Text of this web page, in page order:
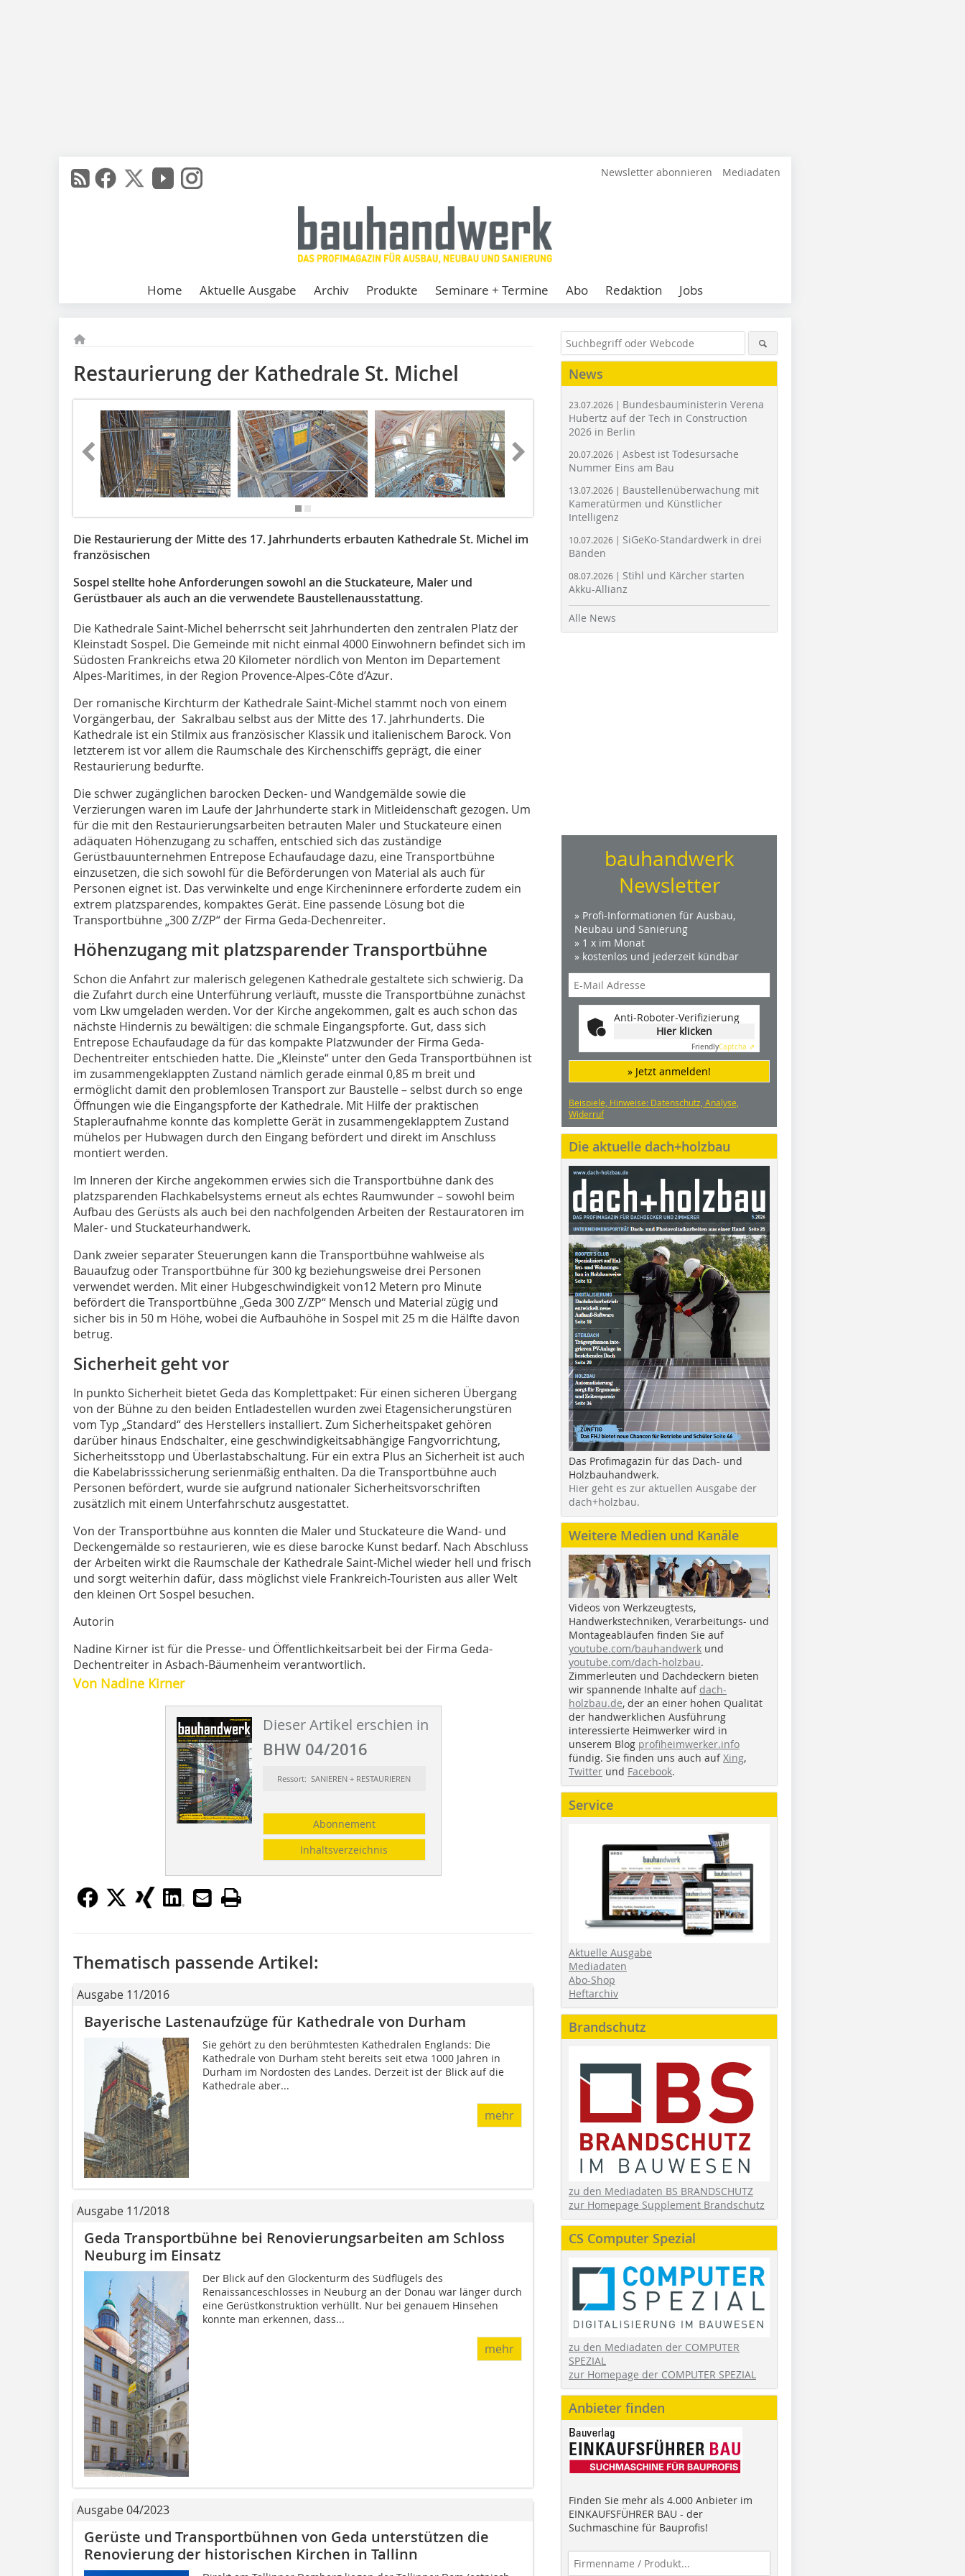
Newsletter abonnieren Mediadaten
Home Aktuelle Ausgabe Archiv Produkte Seminare + Termine Abo Redaktion Jobs
Restaurierung der Kathedrale St. Michel
Die Restaurierung der Mitte des 17. Jahrhunderts erbauten Kathedrale St. Michel im
französischen
Sospel stellte hohe Anforderungen sowohl an die Stuckateure, Maler und
Gerüstbauer als auch an die verwendete Baustellenausstattung.
Die Kathedrale Saint-Michel beherrscht seit Jahrhunderten den zentralen Platz der
Kleinstadt Sospel. Die Gemeinde mit nicht einmal 4000 Einwohnern befindet sich im
Südosten Frankreichs etwa 20 Kilometer nördlich von Menton im Departement
Alpes-Maritimes, in der Region Provence-Alpes-Côte d’Azur.
Der romanische Kirchturm der Kathedrale Saint-Michel stammt noch von einem
Vorgängerbau, der Sakralbau selbst aus der Mitte des 17. Jahrhunderts. Die
Kathedrale ist ein Stilmix aus französischer Klassik und italienischem Barock. Von
letzterem ist vor allem die Raumschale des Kirchenschiffs geprägt, die einer
Restaurierung bedurfte.
Die schwer zugänglichen barocken Decken- und Wandgemälde sowie die
Verzierungen waren im Laufe der Jahrhunderte stark in Mitleidenschaft gezogen. Um
für die mit den Restaurierungsarbeiten betrauten Maler und Stuckateure einen
adäquaten Höhenzugang zu schaffen, entschied sich das zuständige
Gerüstbauunternehmen Entrepose Echaufaudage dazu, eine Transportbühne
einzusetzen, die sich sowohl für die Beförderungen von Material als auch für
Personen eignet ist. Das verwinkelte und enge Kircheninnere erforderte zudem ein
extrem platzsparendes, kompaktes Gerät. Eine passende Lösung bot die
Transportbühne „300 Z/ZP“ der Firma Geda-Dechenreiter.
Höhenzugang mit platzsparender Transportbühne
Schon die Anfahrt zur malerisch gelegenen Kathe­drale gestaltete sich schwierig. Da
die Zufahrt durch eine Unterführung verläuft, musste die Transportbühne zunächst
vom Lkw umgeladen werden. Vor der Kirche angekommen, galt es auch schon das
nächste Hindernis zu bewältigen: die schmale Eingangspforte. Gut, dass sich
Entrepose Echaufaudage da für das kompakte Platzwunder der Firma Geda-
Dechentreiter entschieden hatte. Die „Kleinste“ unter den Geda Transportbühnen ist
im zusammengeklappten Zustand nämlich gerade einmal 0,85 m breit und
ermöglicht damit den problemlosen Transport zur Baustelle – selbst durch so enge
Öffnungen wie die Eingangs­pforte der Kathedrale. Mit Hilfe der praktischen
Stapleraufnahme konnte das komplette Gerät in zusammengeklapptem Zustand
mühelos per Hubwagen durch den Eingang befördert und direkt im Anschluss
montiert werden.
Im Inneren der Kirche angekommen erwies sich die Transportbühne dank des
platzsparenden Flachkabelsystems erneut als echtes Raumwunder – sowohl beim
Aufbau des Gerüsts als auch bei den nachfolgenden Arbeiten der Restauratoren im
Maler- und Stuckateurhandwerk.
Dank zweier separater Steuerungen kann die Transportbühne wahlweise als
Bauaufzug oder Transportbühne für 300 kg beziehungsweise drei Personen
verwendet werden. Mit einer Hubgeschwindigkeit von12 Metern pro Minute
befördert die Transportbühne „Geda 300 Z/ZP“ Mensch und Material zügig und
sicher bis in 50 m Höhe, wobei die Aufbauhöhe in Sospel mit 25 m die Hälfte davon
betrug.
Sicherheit geht vor
In punkto Sicherheit bietet Geda das Komplettpaket: Für einen sicheren Übergang
von der Bühne zu den beiden Entladestellen wurden zwei Etagensicherungstüren
vom Typ „Standard“ des Herstellers installiert. Zum Sicherheitspaket gehören
darüber hinaus Endschalter, eine geschwindigkeitsabhängige Fangvorrichtung,
Sicherheitsstopp und Überlastabschaltung. Für ein extra Plus an Sicherheit ist auch
die Kabelabrisssicherung serienmäßig enthalten. Da die Transportbühne auch
Personen befördert, wurde sie aufgrund nationaler Sicherheitsvorschriften
zusätzlich mit einem Unterfahrschutz ausgestattet.
Von der Transportbühne aus konnten die Maler und Stuckateure die Wand- und
Deckengemälde so restaurieren, wie es diese barocke Kunst bedarf. Nach Abschluss
der Arbeiten wirkt die Raumschale der Kathedrale Saint-Michel wieder hell und frisch
und sorgt weiterhin dafür, dass möglichst viele Frankreich-Touristen aus aller Welt
den kleinen Ort Sospel besuchen.
Autorin
Nadine Kirner ist für die Presse- und Öffentlichkeitsarbeit bei der Firma Geda-
Dechentreiter in Asbach-Bäumenheim verantwortlich.
Von Nadine Kirner
Dieser Artikel erschien in
BHW 04/2016
Ressort: SANIEREN + RESTAURIEREN
Abonnement
Inhaltsverzeichnis
Thematisch passende Artikel:
Ausgabe 11/2016
Bayerische Lastenaufzüge für Kathedrale von Durham
Sie gehört zu den berühmtesten Kathe­dralen Englands: Die
Kathedrale von Durham steht bereits seit etwa 1000 Jahren in
Durham im Nordosten des Landes. Derzeit ist der Blick auf die
Kathedrale aber...
mehr
Ausgabe 11/2018
Geda Transportbühne bei Renovierungsarbeiten am Schloss
Neuburg im Einsatz
Der Blick auf den Glockenturm des Südflügels des
Renaissanceschlosses in Neuburg an der Donau war länger durch
eine Gerüstkonstruktion verhüllt. Nur bei genauem Hinsehen
konnte man erkennen, dass...
mehr
Ausgabe 04/2023
Gerüste und Transportbühnen von Geda unterstützen die
Renovierung der historischen Kirchen in Tallinn
News
23.07.2026 | Bundesbauministerin Verena
Hubertz auf der Tech in Construction
2026 in Berlin
20.07.2026 | Asbest ist Todesursache
Nummer Eins am Bau
13.07.2026 | Baustellenüberwachung mit
Kameratürmen und Künstlicher
Intelligenz
10.07.2026 | SiGeKo-Standardwerk in drei
Bänden
08.07.2026 | Stihl und Kärcher starten
Akku-Allianz
Alle News
bauhandwerk
Newsletter
» Profi-Informationen für Ausbau,
Neubau und Sanierung
» 1 x im Monat
» kostenlos und jederzeit kündbar
Anti-Roboter-Verifizierung
Hier klicken
FriendlyCaptcha ⇗
» Jetzt anmelden!
Beispiele, Hinweise: Datenschutz, Analyse,
Widerruf
Die aktuelle dach+holzbau
Das Profimagazin für das Dach- und
Holzbauhandwerk.
Hier geht es zur aktuellen Ausgabe der
dach+holzbau.
Weitere Medien und Kanäle
Videos von Werkzeugtests,
Handwerkstechniken, Verarbeitungs- und
Montageabläufen finden Sie auf
youtube.com/bauhandwerk und
youtube.com/dach-holzbau.
Zimmerleuten und Dachdeckern bieten
wir spannende Inhalte auf dach-
holzbau.de, der an einer hohen Qualität
der handwerklichen Ausführung
interessierte Heimwerker wird in
unserem Blog profiheimwerker.info
fündig. Sie finden uns auch aufXing,
Twitter und Facebook.
Service
Aktuelle Ausgabe
Mediadaten
Abo-Shop
Heftarchiv
Brandschutz
zu den Mediadaten BS BRANDSCHUTZ
zur Homepage Supplement Brandschutz
CS Computer Spezial
zu den Mediadaten der COMPUTER
SPEZIAL
zur Homepage der COMPUTER SPEZIAL
Anbieter finden
Finden Sie mehr als 4.000 Anbieter im
EINKAUFSFÜHRER BAU - der
Suchmaschine für Bauprofis!